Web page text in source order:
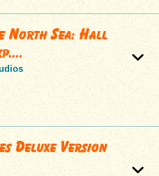
North Sea: Hall
Deluxe Version